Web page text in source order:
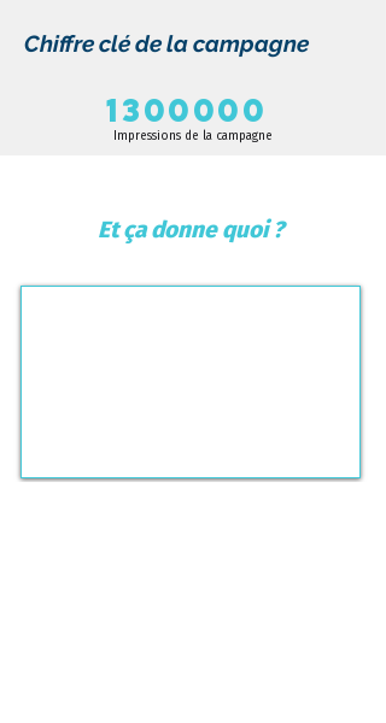
Chiffre clé de la campagne
1300000
Impressions de la campagne
Et ça donne quoi ?